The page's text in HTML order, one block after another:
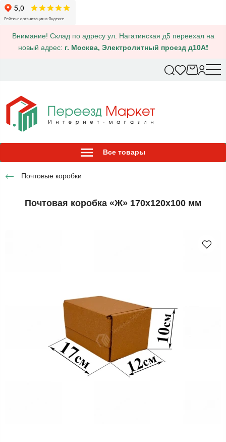
Внимание! Склад по адресу ул. Нагатинская д5 переехал на
новый адрес: г. Москва, Электролитный проезд д10А❗
Все товары
Почтовые коробки
Почтовая коробка «Ж» 170х120х100 мм